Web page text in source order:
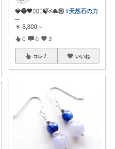
💎🔵🖤🧘🏻‍♀️🍃⚡️🙏🏻 #天然石の力
...
￥ 8,800～
0 0 3
コレ いいね